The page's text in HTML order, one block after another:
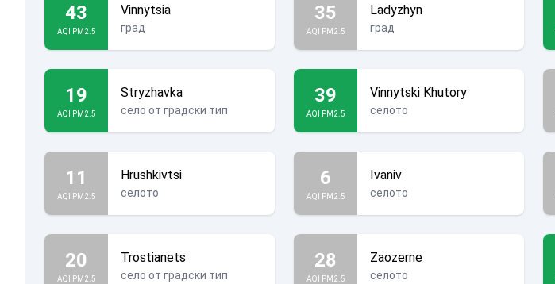
43
AQI PM2.5
Vinnytsia
град
35
AQI PM2.5
Ladyzhyn
град
19
AQI PM2.5
Stryzhavka
село от градски тип
39
AQI PM2.5
Vinnytski Khutory
селото
11
AQI PM2.5
Hrushkivtsi
селото
6
AQI PM2.5
Ivaniv
селото
20
AQI PM2.5
Trostianets
село от градски тип
28
AQI PM2.5
Zaozerne
селото